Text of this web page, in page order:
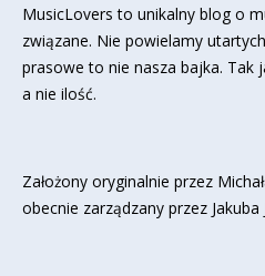
MusicLovers to unikalny blog o
związane. Nie powielamy
prasowe to nie nasza bajka. Tak
a nie ilość.
Założony oryginalnie przez
obecnie zarządzany przez Jakuba